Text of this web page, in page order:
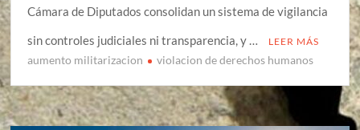
Cámara de Diputados consolidan un sistema de vigilancia
sin controles judiciales ni transparencia, y …
LEER MÁS
aumento militarizacion violacion de derechos humanos